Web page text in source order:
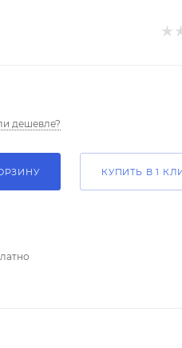
дешевле?
КУПИТЬ В 1